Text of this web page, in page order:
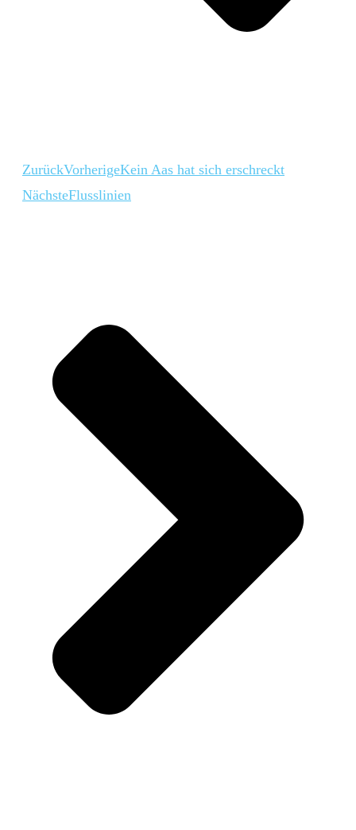
ZurückVorherigeKein Aas hat sich erschreckt
NächsteFlusslinien